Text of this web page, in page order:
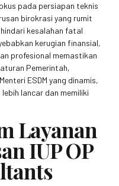
pada persiapan teknis
birokrasi yang rumit
kesalahan fatal
kerugian finansial,
profesional memastikan
Pemerintah,
ESDM yang dinamis,
lancar dan memiliki
Layanan
IUP OP